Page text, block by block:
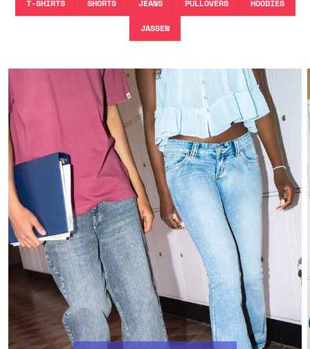
T-SHIRTS SHORTS JEANS PULLOVERS HOODIES
JASSEN